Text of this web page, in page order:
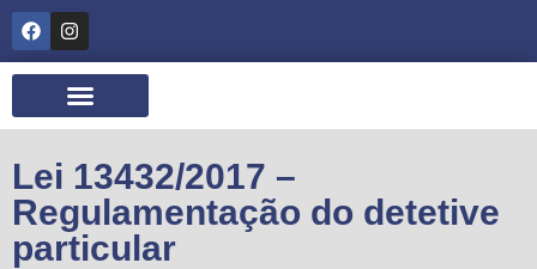
Lei 13432/2017 –
Regulamentação do detetive
particular